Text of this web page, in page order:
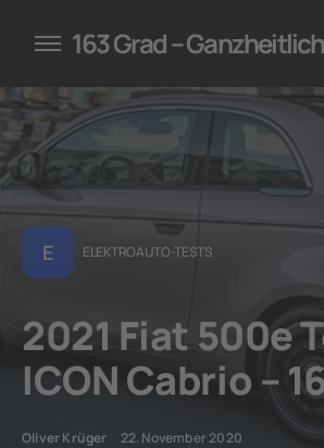
für Unternehmen
163 Grad –
E ELEKTROAUTO-TESTS
2021 Fiat 500e
ICON Cabrio –
Oliver Krüger 22. November 2020